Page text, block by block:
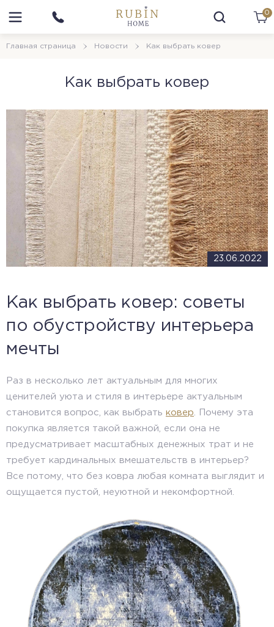
0
Главная страница Новости Как выбрать ковер
Как выбрать ковер
23.06.2022
Как выбрать ковер: советы
по обустройству интерьера
мечты
Раз в несколько лет актуальным для многих
ценителей уюта и стиля в интерьере актуальным
становится вопрос, как выбрать ковер . Почему эта
покупка является такой важной, если она не
предусматривает масштабных денежных трат и не
требует кардинальных вмешательств в интерьер?
Все потому, что без ковра любая комната выглядит и
ощущается пустой, неуютной и некомфортной.